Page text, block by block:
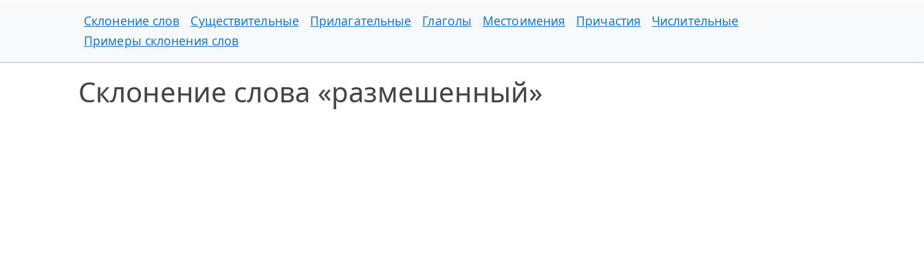
Склонение слов Существительные Прилагательные Глаголы Местоимения Причастия
Числительные
Примеры склонения слов
Склонение слова «размешенный»